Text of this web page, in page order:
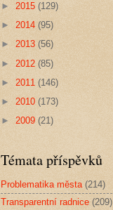
► 2015 (129)
► 2014 (95)
► 2013 (56)
► 2012 (85)
► 2011 (146)
► 2010 (173)
► 2009 (21)
Témata příspěvků
Problematika města (214)
Transparentní radnice (209)